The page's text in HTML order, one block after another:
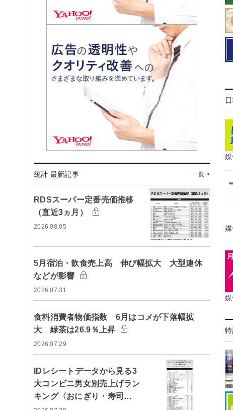
統計 最新記事 一覧 >
RDSスーパー定番売価推移
（直近3ヵ月）
2026.08.05
5月宿泊・飲食売上高 伸び幅拡大 大型連休
などが影響
2026.07.31
食料消費者物価指数 6月はコメが下落幅拡
大 緑茶は26.9％上昇
2026.07.29
IDレシートデータから見る3
大コンビニ男女別売上げラン
キング〈おにぎり・寿司…